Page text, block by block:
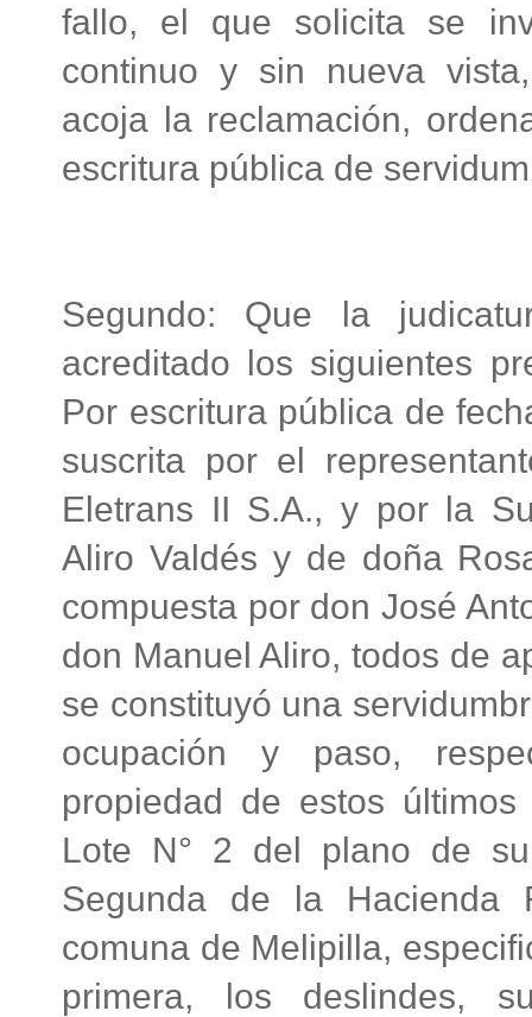
fallo, el que solicita se
continuo y sin nueva
acoja la reclamación,
escritura pública de
Segundo: Que la
acreditado los siguientes
Por escritura pública de
suscrita por el
Eletrans II S.A., y por la
Aliro Valdés y de doña
compuesta por don José
don Manuel Aliro, todos de
se constituyó una
ocupación y paso,
propiedad de estos
Lote N° 2 del plano de
Segunda de la Hacienda
comuna de Melipilla,
primera, los deslindes,